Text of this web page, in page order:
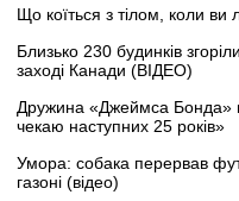
Що коїться з тілом, коли ви
Близько 230 будинків
заході Канади (ВІДЕО)
Дружина «Джеймса Бонда»
чекаю наступних 25 років»
Умора: собака перервав
газоні (відео)